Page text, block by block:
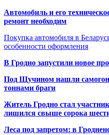
Автомобиль и его
ремонт необходим
Покупка автомобиля в
особенности оформления
В Гродно запустили новое
Под Щучином нашли
тоннами браги
Житель Гродно стал
лишился свыше сорока
Леса под запретом: в